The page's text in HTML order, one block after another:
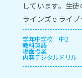
しています。⽣
ラインズｅライブ
学年中学校 中2
教科英語
場面授業
内容デジタルドリル